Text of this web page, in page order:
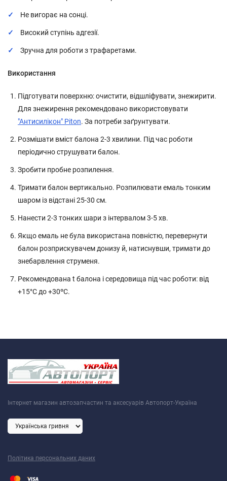
Не вигорає на сонці.
Високий ступінь адгезії.
Зручна для роботи з трафаретами.
Використання
Підготувати поверхню: очистити, відшліфувати, знежирити.
Для знежирення рекомендовано використовувати
"Антисилікон" Piton. За потреби заґрунтувати.
Розмішати вміст балона 2-3 хвилини. Під час роботи
періодично струшувати балон.
Зробити пробне розпилення.
Тримати балон вертикально. Розпилювати емаль тонким
шаром із відстані 25-30 см.
Нанести 2-3 тонких шари з інтервалом 3-5 хв.
Якщо емаль не була використана повністю, перевернути
балон розприскувачем донизу й, натиснувши, тримати до
знебарвлення струменя.
Рекомендована t балона і середовища під час роботи: від
+15°C до +30ºС.
Інтернет магазин автозапчастин та аксесуарів Автопорт-Україна
Політика персональних даних